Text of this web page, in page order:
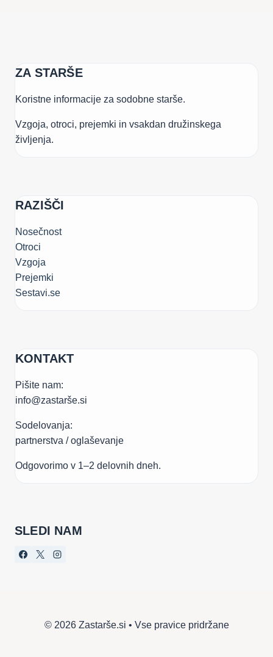
ZA STARŠE
Koristne informacije za sodobne starše.
Vzgoja, otroci, prejemki in vsakdan družinskega
življenja.
RAZIŠČI
Nosečnost
Otroci
Vzgoja
Prejemki
Sestavi.se
KONTAKT
Pišite nam:
info@zastarše.si
Sodelovanja:
partnerstva / oglaševanje
Odgovorimo v 1–2 delovnih dneh.
SLEDI NAM
© 2026 Zastarše.si • Vse pravice pridržane